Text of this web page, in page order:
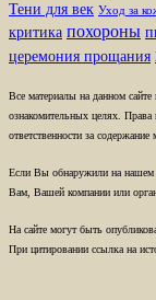
Тени для век Уход за
критика похороны
церемония прощания
Все материалы на данном
ознакомительных целях. Права
ответственности за содержание
Если Вы обнаружили на нашем
Вам, Вашей компании или
На сайте могут быть
При цитировании ссылка на